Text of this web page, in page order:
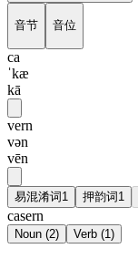
音节 音位
ca
ˈkæ
kā
vern
vən
vēn
易混淆词1 押韵词1
casern
Noun (2) Verb (1)